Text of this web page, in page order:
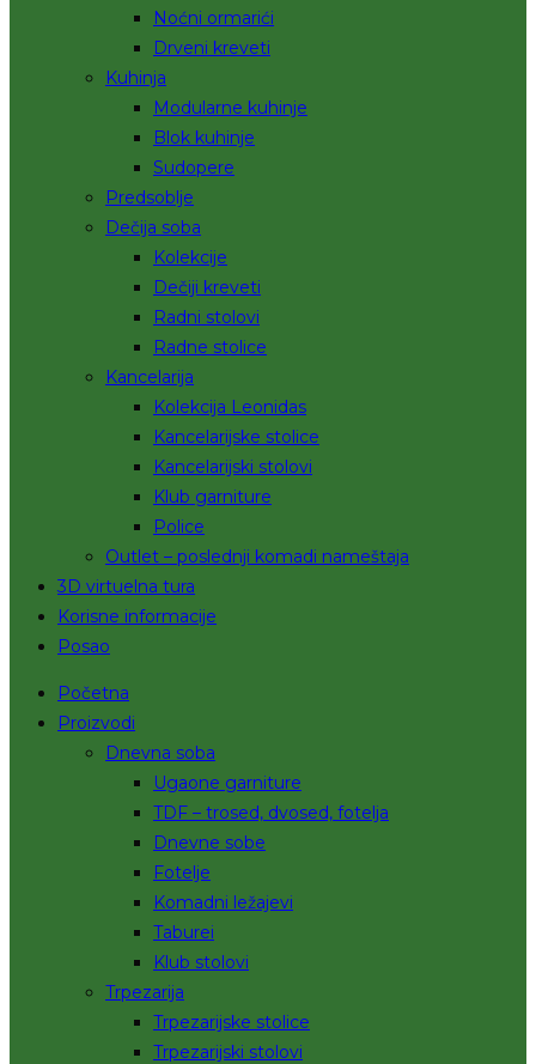
Noćni ormarići
Drveni kreveti
Kuhinja
Modularne kuhinje
Blok kuhinje
Sudopere
Predsoblje
Dečija soba
Kolekcije
Dečiji kreveti
Radni stolovi
Radne stolice
Kancelarija
Kolekcija Leonidas
Kancelarijske stolice
Kancelarijski stolovi
Klub garniture
Police
Outlet – poslednji komadi nameštaja
3D virtuelna tura
Korisne informacije
Posao
Početna
Proizvodi
Dnevna soba
Ugaone garniture
TDF – trosed, dvosed, fotelja
Dnevne sobe
Fotelje
Komadni ležajevi
Taburei
Klub stolovi
Trpezarija
Trpezarijske stolice
Trpezarijski stolovi